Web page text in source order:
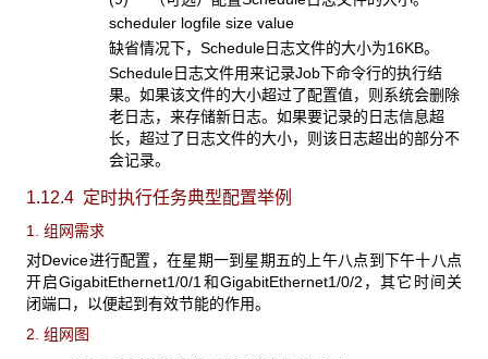
scheduler logfile size value
缺省情况下，Schedule日志文件的大小为16KB。
Schedule日志文件用来记录Job下命令行的执行结
果。如果该文件的大小超过了配置值，则系统会删除
老日志，来存储新日志。如果要记录的日志信息超
长，超过了日志文件的大小，则该日志超出的部分不
会记录。
1.12.4 定时执行任务典型配置举例
1. 组网需求
对Device进行配置，在星期一到星期五的上午八点到下午十八点
开启GigabitEthernet1/0/1和GigabitEthernet1/0/2，其它时间关
闭端口，以便起到有效节能的作用。
2. 组网图